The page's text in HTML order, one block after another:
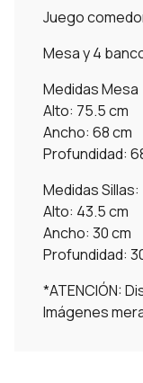
Juego
Mesa y 4
Medidas Mesa
Alto: 75.5 cm
Ancho: 68 cm
Profundidad:
Medidas Sillas:
Alto: 43.5 cm
Ancho: 30 cm
Profundidad:
*ATENCIÓN:
Imágenes